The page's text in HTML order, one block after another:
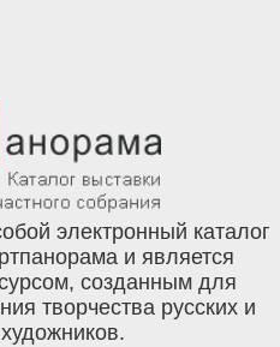
электронный каталог
и является
созданным для
творчества русских и